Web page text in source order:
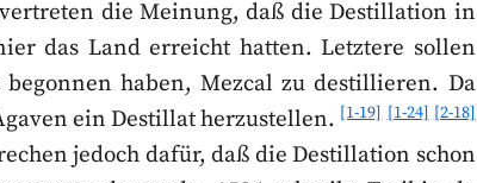
die Meinung, daß die Destillation in
das Land erreicht hatten. Letztere sollen
haben, Mezcal zu destillieren. Da
ein Destillat herzustellen. [1-19] [1-24] [2-18]
jedoch dafür, daß die Destillation schon